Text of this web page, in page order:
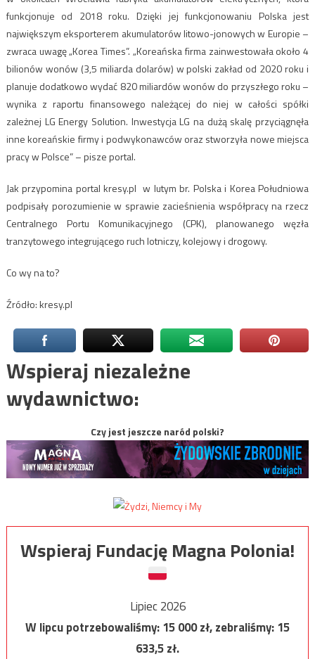
funkcjonuje od 2018 roku. Dzięki jej funkcjonowaniu Polska jest
największym eksporterem akumulatorów litowo-jonowych w Europie –
zwraca uwagę „Korea Times”. „Koreańska firma zainwestowała około 4
bilionów wonów (3,5 miliarda dolarów) w polski zakład od 2020 roku i
planuje dodatkowo wydać 820 miliardów wonów do przyszłego roku –
wynika z raportu finansowego należącej do niej w całości spółki
zależnej LG Energy Solution. Inwestycja LG na dużą skalę przyciągnęła
inne koreańskie firmy i podwykonawców oraz stworzyła nowe miejsca
pracy w Polsce” – pisze portal.
Jak przypomina portal kresy.pl w lutym br. Polska i Korea Południowa
podpisały porozumienie w sprawie zacieśnienia współpracy na rzecz
Centralnego Portu Komunikacyjnego (CPK), planowanego węzła
tranzytowego integrującego ruch lotniczy, kolejowy i drogowy.
Co wy na to?
Źródło: kresy.pl
Wspieraj niezależne
wydawnictwo:
Czy jest jeszcze naród polski?
Wspieraj Fundację Magna Polonia!
Lipiec 2026
W lipcu potrzebowaliśmy:15 000zł, zebraliśmy:15
633,5zł.